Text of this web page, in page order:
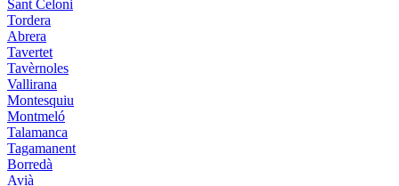
Sant Celoni
Tordera
Abrera
Tavertet
Tavèrnoles
Vallirana
Montesquiu
Montmeló
Talamanca
Tagamanent
Borredà
Avià